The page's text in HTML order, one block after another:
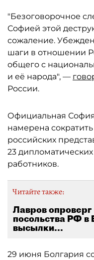
"Безоговорочное
Софией этой
сожаление.
шаги в отношении
общего с
и её народа", —
России.
Официальная
намерена
российских
23
работников.
Читайте также:
Лавров
посольства РФ в
высылки...
29 июня Болгария